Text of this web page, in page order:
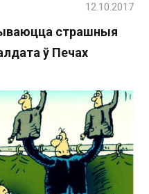
страшныя
ў Печах
12.10.2017